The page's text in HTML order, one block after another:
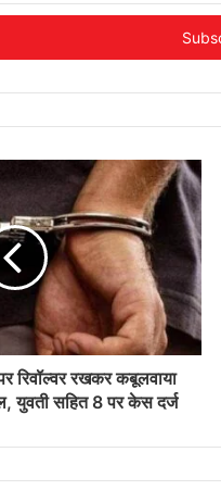
रिवॉल्वर रखकर कबूलवाया
युवती सहित 8 पर केस दर्ज